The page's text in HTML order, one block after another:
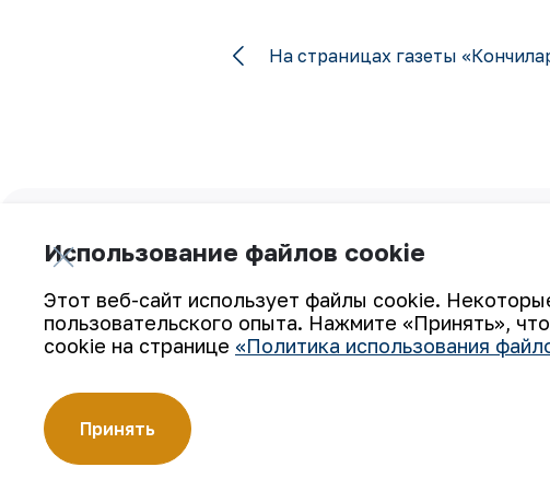
На страницах газеты «Кончилар
Подпишитесь на обновления:
производителей золота. Являясь современным предприятием,
технологии, компания освоила полный цикл производства: от
Золотые слитки АО «НГМК» со знаком пробы «999,9» стали
цветных металлов.
Использование файлов cookie
Этот веб-сайт использует файлы cookie.
пользовательского опыта. Нажмите «Принять»,
cookie на странице «Политика использования
Принять